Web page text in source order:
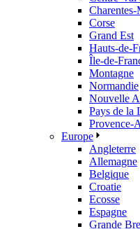
Corse
Grand Est
Hauts-de-
Île-de-
Montagne
Normandie
Nouvelle
Pays de la
Provence-
Europe
Angleterre
Allemagne
Belgique
Croatie
Ecosse
Espagne
Grande